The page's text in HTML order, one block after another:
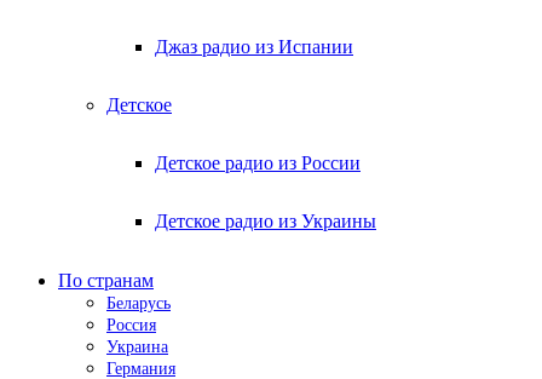
Джаз радио из Испании
Детское
Детское радио из России
Детское радио из Украины
По странам
Беларусь
Россия
Украина
Германия